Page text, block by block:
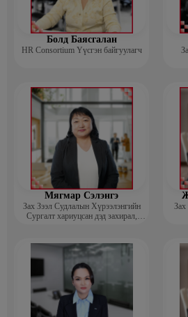
Болд Баясгалан
HR Consortium Үүсгэн байгуулагч
Мягмар Сэлэнгэ
Зах Зээл Судлалын Хүрээлэнгийн
Сургалт хариуцсан дэд захирал,
Зах